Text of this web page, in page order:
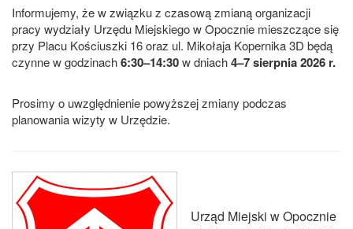
Informujemy, że w związku z czasową zmianą organizacji
pracy wydziały Urzędu Miejskiego w Opocznie mieszczące się
przy Placu Kościuszki 16 oraz ul. Mikołaja Kopernika 3D będą
czynne w godzinach6:30–14:30w dniach4–7 sierpnia 2026 r.
Prosimy o uwzględnienie powyższej zmiany podczas
planowania wizyty w Urzędzie.
Urząd Miejski w Opocznie